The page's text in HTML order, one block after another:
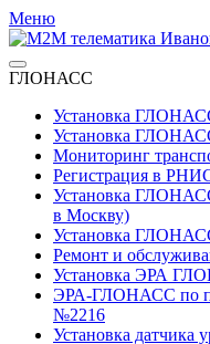
Меню
ГЛОНАСС
Установка
Установка
Мониторинг
Регистрация в
Установка
в Москву)
Установка
Ремонт и
Установка ЭРА
ЭРА-ГЛОНАСС по
№2216
Установка датчика